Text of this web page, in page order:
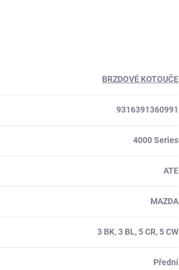
BRZDOVÉ KOTOUČE
9316391360991
4000 Series
ATE
MAZDA
3 BK, 3 BL, 5 CR, 5 CW
Přední